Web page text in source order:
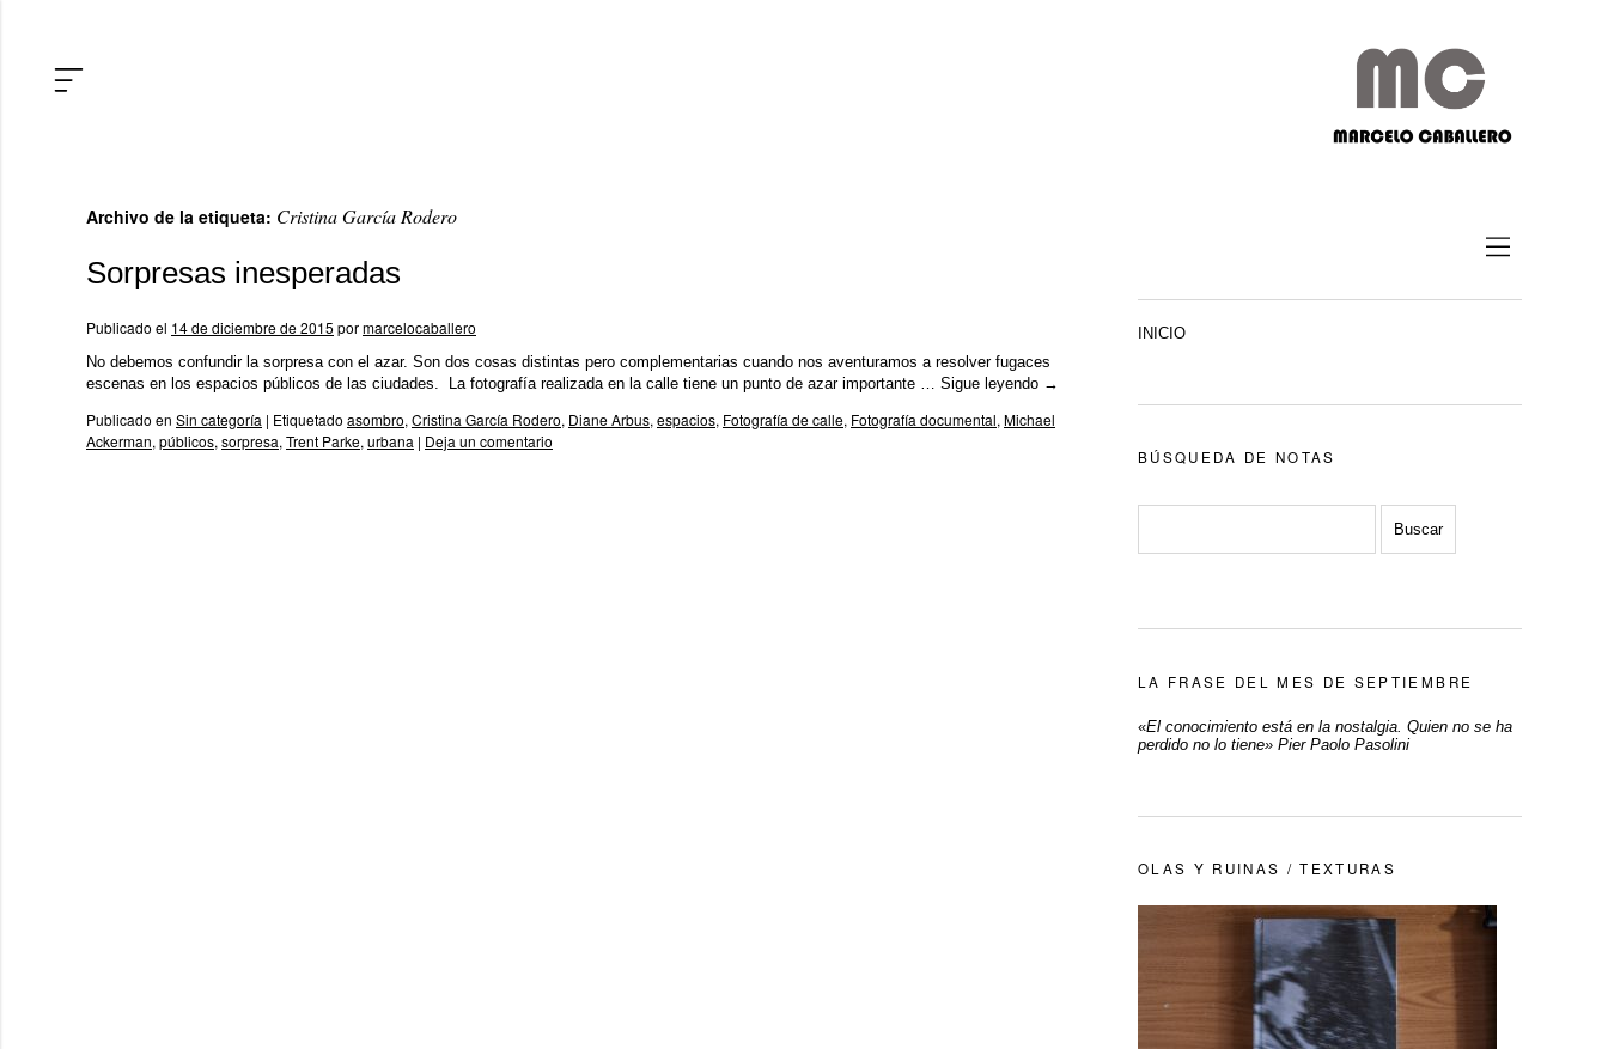
Archivo de la etiqueta: Cristina García Rodero
Sorpresas inesperadas
Publicado el 14 de diciembre de 2015 pormarcelocaballero
No debemos confundir la sorpresa con el azar. Son dos cosas distintas pero complementarias cuando nos aventuramos a resolver fugaces
escenas en los espacios públicos de las ciudades. La fotografía realizada en la calle tiene un punto de azar importante … Sigue leyendo →
Publicado en Sin categoría | Etiquetado asombro, Cristina García Rodero, Diane Arbus, espacios, Fotografía de calle, Fotografía documental, Michael
Ackerman, públicos, sorpresa, Trent Parke, urbana | Deja un comentario
INICIO
BÚSQUEDA DE NOTAS
LA FRASE DEL MES DE SEPTIEMBRE
«El conocimiento está en la nostalgia. Quien no se ha
perdido no lo tiene» Pier Paolo Pasolini
OLAS Y RUINAS / TEXTURAS